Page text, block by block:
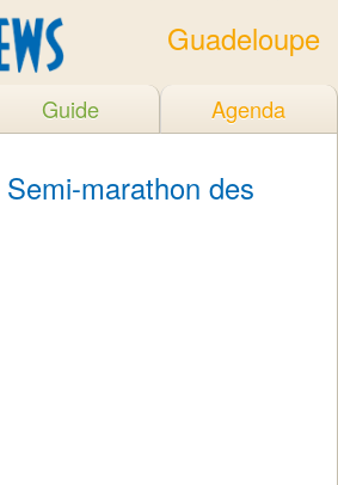
Guadeloupe
Guide Agenda
marathon des